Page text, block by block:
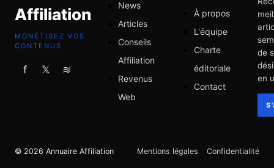
Affiliation
MONÉTISEZ VOS
CONTENUS
f 𝕏 ≋
News
Articles
Conseils
Affiliation
Revenus
Web
À propos
L'équipe
Charte
éditoriale
Contact
de
en
© 2026 Annuaire Affiliation Mentions légales Confidentialité